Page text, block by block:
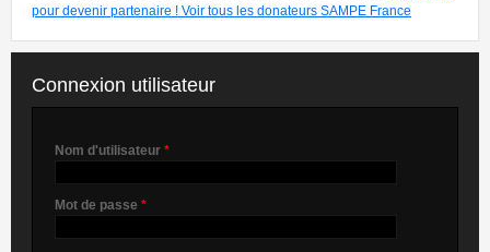
pour devenir partenaire ! Voir tous les donateurs SAMPE France
Connexion utilisateur
Nom d'utilisateur *
Mot de passe *